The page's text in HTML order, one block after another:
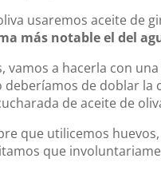
usaremos aceite de
más notable el del
vamos a hacerla con una
deberíamos de doblar
de aceite de
que utilicemos
que